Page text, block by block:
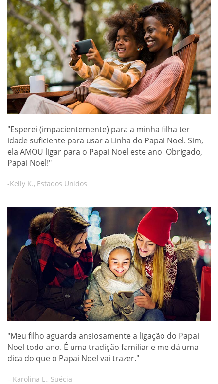
"Esperei (impacientemente) para a minha filha ter
idade suficiente para usar a Linha do Papai Noel. Sim,
ela AMOU ligar para o Papai Noel este ano. Obrigado,
Papai Noel!"
-Kelly K., Estados Unidos
"Meu filho aguarda ansiosamente a ligação do Papai
Noel todo ano. É uma tradição familiar e me dá uma
dica do que o Papai Noel vai trazer."
– Karolina L., Suécia